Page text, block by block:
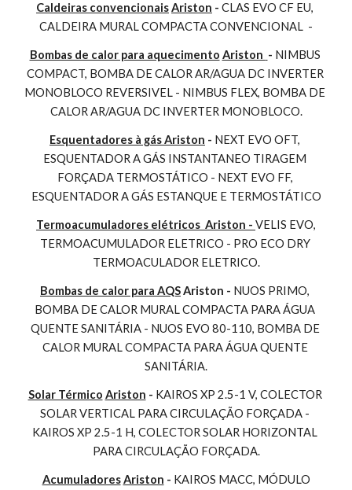
Caldeiras convencionaisAriston - CLAS EVO CF EU,
CALDEIRA MURAL COMPACTA CONVENCIONAL  -
Bombas de calor para aquecimento Ariston - NIMBUS
COMPACT, BOMBA DE CALOR AR/AGUA DC INVERTER
MONOBLOCO REVERSIVEL - NIMBUS FLEX, BOMBA DE
CALOR AR/AGUA DC INVERTER MONOBLOCO.
Esquentadores à gás Ariston - NEXT EVO OFT,
ESQUENTADOR A GÁS INSTANTANEO TIRAGEM
FORÇADA TERMOSTÁTICO - NEXT EVO FF,
ESQUENTADOR A GÁS ESTANQUE E TERMOSTÁTICO
Termoacumuladores elétricos  Ariston - VELIS EVO,
TERMOACUMULADOR ELETRICO - PRO ECO DRY
TERMOACULADOR ELETRICO.
Bombas de calor para AQS Ariston - NUOS PRIMO,
BOMBA DE CALOR MURAL COMPACTA PARA ÁGUA
QUENTE SANITÁRIA - NUOS EVO 80-110, BOMBA DE
CALOR MURAL COMPACTA PARA ÁGUA QUENTE
SANITÁRIA.
Solar Térmico Ariston - KAIROS XP 2.5-1 V, COLECTOR
SOLAR VERTICAL PARA CIRCULAÇÃO FORÇADA -
KAIROS XP 2.5-1 H, COLECTOR SOLAR HORIZONTAL
PARA CIRCULAÇÃO FORÇADA.
Acumuladores Ariston - KAIROS MACC, MÓDULO